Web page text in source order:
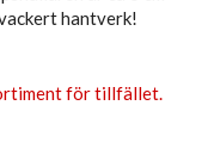
hantverk!
för tillfället.